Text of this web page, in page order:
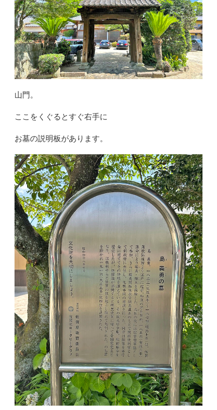
山門。
ここをくぐるとすぐ右手に
お墓の説明板があります。